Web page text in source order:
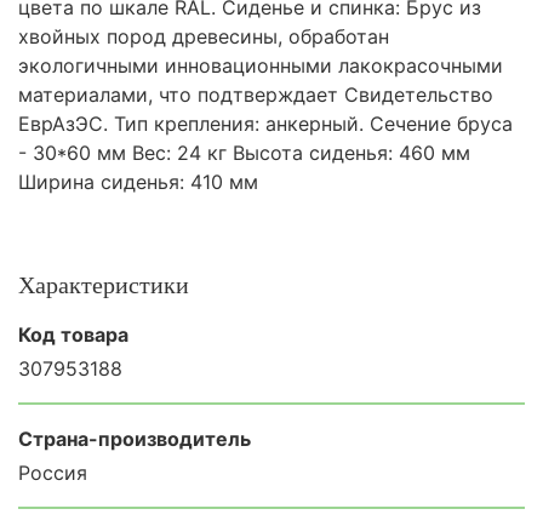
цвета по шкале RAL. Сиденье и спинка: Брус из
хвойных пород древесины, обработан
экологичными инновационными лакокрасочными
материалами, что подтверждает Свидетельство
ЕврАзЭС. Тип крепления: анкерный. Сечение бруса
- 30*60 мм Вес: 24 кг Высота сиденья: 460 мм
Ширина сиденья: 410 мм
Характеристики
Код товара
307953188
Страна-производитель
Россия